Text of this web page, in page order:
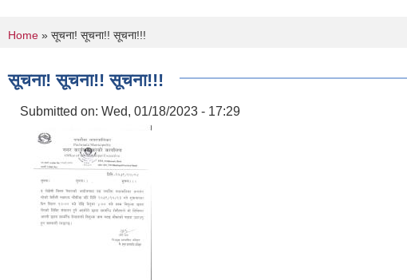
You are here
Home » सूचना! सूचना!! सूचना!!!
सूचना! सूचना!! सूचना!!!
Submitted on: Wed, 01/18/2023 - 17:29